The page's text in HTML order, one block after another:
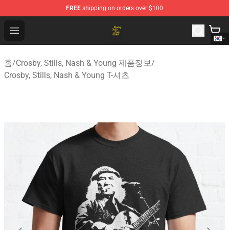
FREE shipping on orders over $100
Open menu
Crosby, Stills, Nash & Young Store - Official Crosby,
홈/Crosby, Stills, Nash & Young 제품정보/
Crosby, Stills, Nash & Young T-셔츠